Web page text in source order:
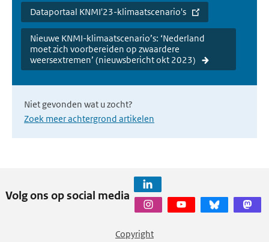
Dataportaal KNMI'23-klimaatscenario's
Nieuwe KNMI-klimaatscenario’s: ‘Nederland
moet zich voorbereiden op zwaardere
weersextremen’ (nieuwsbericht okt 2023)
Niet gevonden wat u zocht?
Zoek meer achtergrond artikelen
Volg ons op social media
Copyright